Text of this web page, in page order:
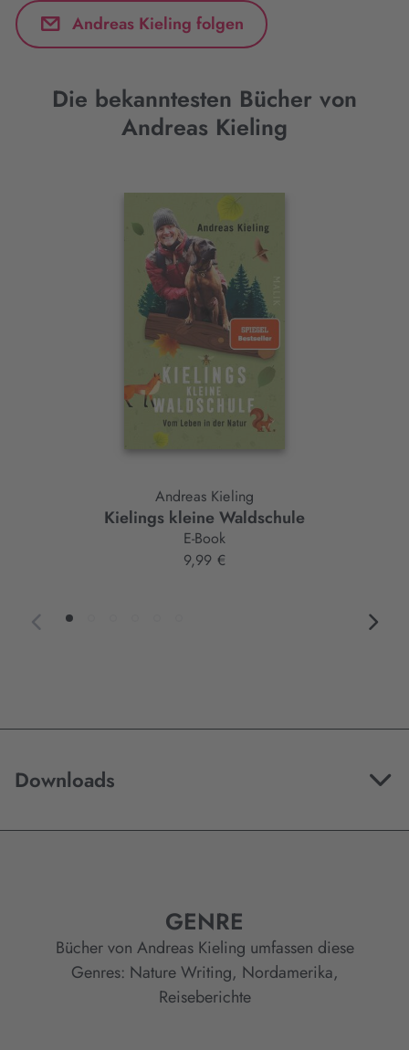
Andreas Kieling folgen
Die bekanntesten Bücher von
Andreas Kieling
Andreas Kieling
Kielings kleine Waldschule
E-Book
9,99 €
Downloads
GENRE
Bücher von Andreas Kieling umfassen diese
Genres: Nature Writing, Nordamerika,
Reiseberichte